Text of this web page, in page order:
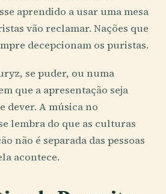
aprendido a usar uma mesa
vão reclamar. Nações que
decepcionam os puristas.
se puder, ou numa
que a apresentação seja
dever. A música no
lembra do que as culturas
não é separada das pessoas
acontece.